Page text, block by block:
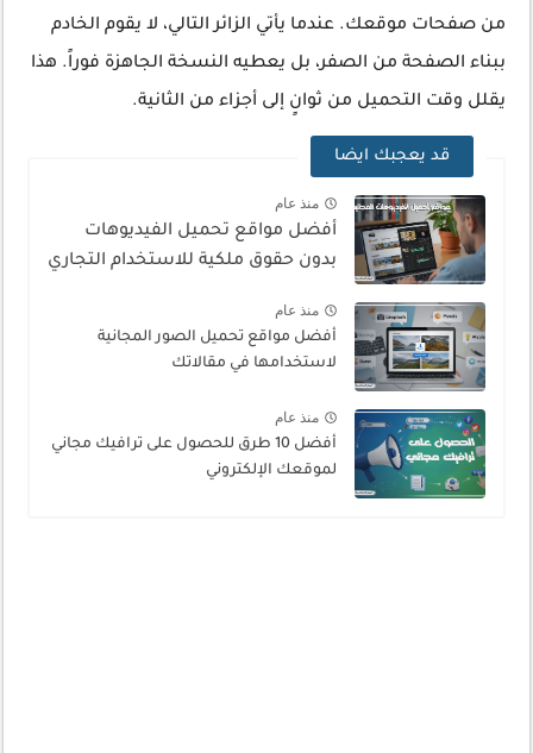
من صفحات موقعك. عندما يأتي الزائر التالي، لا يقوم الخادم
ببناء الصفحة من الصفر، بل يعطيه النسخة الجاهزة فوراً. هذا
يقلل وقت التحميل من ثوانٍ إلى أجزاء من الثانية.
قد يعجبك ايضا
منذ عام
أفضل مواقع تحميل الفيديوهات
بدون حقوق ملكية للاستخدام التجاري
منذ عام
أفضل مواقع تحميل الصور المجانية
لاستخدامها في مقالاتك
منذ عام
أفضل 10 طرق للحصول على ترافيك مجاني
لموقعك الإلكتروني